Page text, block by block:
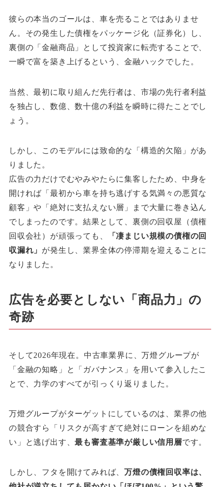
彼らの本当のゴールは、車を売ることではありませ
ん。その発生した債権をパッケージ化（証券化）し、
裏側の「金融商品」として投資家に転売することで、
一瞬で富を築き上げるという、金融ハックでした。
当然、最初に取り組んだ先行者は、市場の先行者利益
を独占し、数億、数十億の利益を瞬時に得たことでし
ょう。
しかし、このモデルには致命的な「構造的欠陥」があ
りました。
広告の力だけでむやみやたらに集客したため、中身を
開ければ「最初から車を持ち逃げする気満々の悪質な
顧客」や「絶対に支払えない層」まで大量に巻き込ん
でしまったのです。結果として、裏側の回収屋（債権
回収会社）が頑張っても、
「凄まじい規模の債権の回
収漏れ」 が発生し、業界全体の停滞期を迎えることに
なりました。
広告を必要としない「商品力」の
奇跡
そして2026年現在。中古車業界に、万燈グループが
「金融の知略」と「ガバナンス」を用いて参入したこ
とで、力学のすべてが引っくり返りました。
万燈グループがターゲットにしているのは、業界の他
の競合すら「リスクが高すぎて絶対にローンを組めな
い」と逃げ出す、最も審査基準が厳しい信用層です。
しかし、フタを開けてみれば、万燈の債権回収率は、